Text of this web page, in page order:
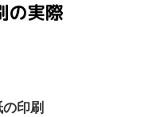
印刷